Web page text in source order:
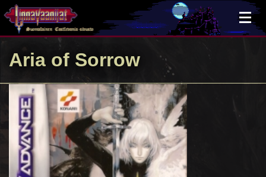
Aria of Sorrow
×